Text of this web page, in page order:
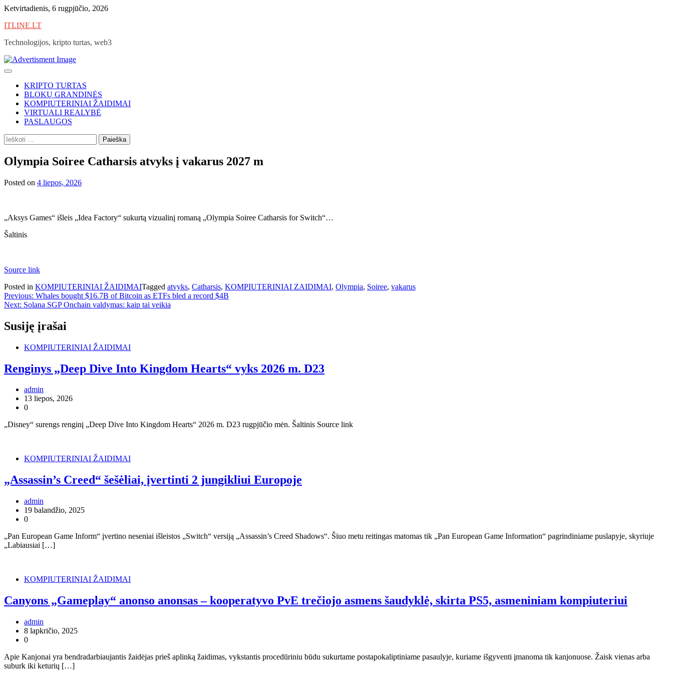
Skip
content
Ketvirtadienis, 6 rugpjūčio, 2026
ITLINE.LT
Technologijos, kripto turtas, web3
KRIPTO TURTAS
BLOKŲ GRANDINĖS
KOMPIUTERINIAI ŽAIDIMAI
VIRTUALI REALYBĖ
PASLAUGOS
Ieškoti:
Olympia Soiree Catharsis atvyks į vakarus 2027 m
Posted on 4 liepos, 2026
„Aksys Games“ išleis „Idea Factory“ sukurtą vizualinį romaną „Olympia Soiree Catharsis for Switch“…
Šaltinis
Source link
Posted in KOMPIUTERINIAI ŽAIDIMAITagged atvyks, Catharsis, KOMPIUTERINIAI ZAIDIMAI, Olympia, Soiree, vakarus
Navigacija
tarp
įrašų
Previous: Whales bought $16.7B of Bitcoin as ETFs bled a record $4B
Next: Solana SGP Onchain valdymas: kaip tai veikia
Susiję įrašai
KOMPIUTERINIAI ŽAIDIMAI
Renginys „Deep Dive Into Kingdom Hearts“ vyks 2026 m. D23
admin
13 liepos, 2026
0
„Disney“ surengs renginį „Deep Dive Into Kingdom Hearts“ 2026 m. D23 rugpjūčio mėn. Šaltinis Source link
KOMPIUTERINIAI ŽAIDIMAI
„Assassin’s Creed“ šešėliai, įvertinti 2 jungikliui Europoje
admin
19 balandžio, 2025
0
„Pan European Game Inform“ įvertino neseniai išleistos „Switch“ versiją „Assassin’s Creed Shadows“. Šiuo metu reitingas matomas tik „Pan European Game Information“ pagrindiniame puslapyje, skyriuje
„Labiausiai […]
KOMPIUTERINIAI ŽAIDIMAI
Canyons „Gameplay“ anonso anonsas – kooperatyvo PvE trečiojo asmens šaudyklė, skirta PS5, asmeniniam kompiuteriui
admin
8 lapkričio, 2025
0
Apie Kanjonai yra bendradarbiaujantis žaidėjas prieš aplinką žaidimas, vykstantis procedūriniu būdu sukurtame postapokaliptiniame pasaulyje, kuriame išgyventi įmanoma tik kanjonuose. Žaisk vienas arba
suburk iki keturių […]